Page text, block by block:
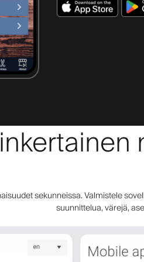
sekunneissa. Valmistele
suunnittelua, värejä,